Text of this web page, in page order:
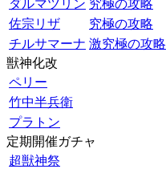
ダルマツリン 究極の攻略
佐宗リザ
究極の攻略
チルサマーナ 激究極の攻略
獣神化改
ペリー
竹中半兵衛
プラトン
定期開催ガチャ
超獣神祭